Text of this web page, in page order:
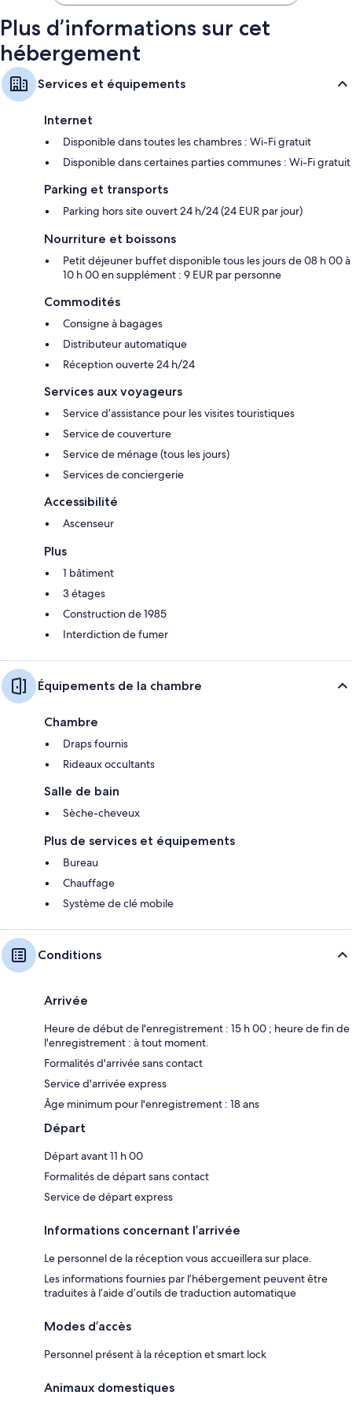
Plus d’informations sur cet
hébergement
Services et équipements
Internet
Disponible dans toutes les chambres : Wi-Fi gratuit
Disponible dans certaines parties communes : Wi-Fi gratuit
Parking et transports
Parking hors site ouvert 24 h/24 (24 EUR par jour)
Nourriture et boissons
Petit déjeuner buffet disponible tous les jours de 08 h 00 à
10 h 00 en supplément : 9 EUR par personne
Commodités
Consigne à bagages
Distributeur automatique
Réception ouverte 24 h/24
Services aux voyageurs
Service d’assistance pour les visites touristiques
Service de couverture
Service de ménage (tous les jours)
Services de conciergerie
Accessibilité
Ascenseur
Plus
1 bâtiment
3 étages
Construction de 1985
Interdiction de fumer
Équipements de la chambre
Chambre
Draps fournis
Rideaux occultants
Salle de bain
Sèche-cheveux
Plus de services et équipements
Bureau
Chauffage
Système de clé mobile
Conditions
Arrivée
Heure de début de l'enregistrement : 15 h 00 ; heure de fin de
l'enregistrement : à tout moment.
Formalités d'arrivée sans contact
Service d'arrivée express
Âge minimum pour l'enregistrement : 18 ans
Départ
Départ avant 11 h 00
Formalités de départ sans contact
Service de départ express
Informations concernant l’arrivée
Le personnel de la réception vous accueillera sur place.
Les informations fournies par l’hébergement peuvent être
traduites à l’aide d’outils de traduction automatique
Modes d’accès
Personnel présent à la réception et smart lock
Animaux domestiques